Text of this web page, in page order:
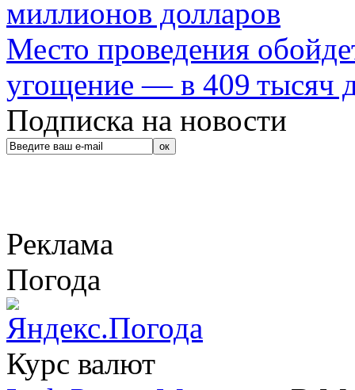
миллионов долларов
Место проведения
угощение — в 409 тысяч
Подписка на новости
Реклама
Погода
Курс валют